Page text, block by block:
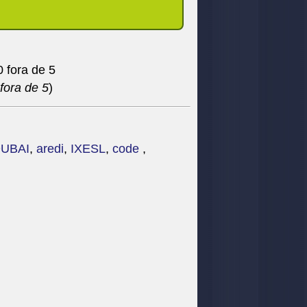
de 5)
, aredi, IXESL, code ,